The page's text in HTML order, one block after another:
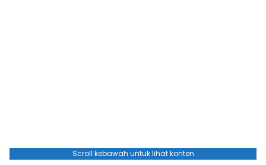
Scroll kebawah untuk lihat konten